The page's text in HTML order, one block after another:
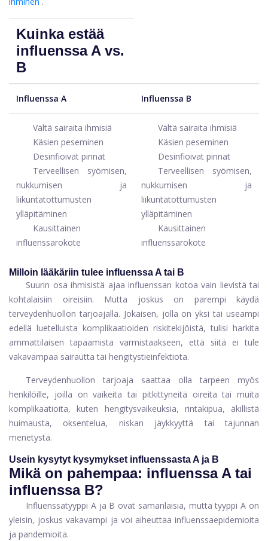
Kuinka estää
influenssa A vs.
B
Influenssa A Influenssa B
Vältä sairaita ihmisiä
Käsien peseminen
Desinfioivat pinnat
Terveellisen syömisen,
nukkumisen ja
liikuntatottumusten
ylläpitäminen
Kausittainen
influenssarokote
Vältä sairaita ihmisiä
Käsien peseminen
Desinfioivat pinnat
Terveellisen syömisen,
nukkumisen ja
liikuntatottumusten
ylläpitäminen
Kausittainen
influenssarokote
Milloin lääkäriin tulee influenssa A tai B
Suurin osa ihmisistä ajaa influenssan kotoa vain lievistä tai
kohtalaisiin oireisiin. Mutta joskus on parempi käydä
terveydenhuollon tarjoajalla. Jokaisen, jolla on yksi tai useampi
edellä luetelluista komplikaatioiden riskitekijöistä, tulisi harkita
ammattilaisen tapaamista varmistaakseen, että siitä ei tule
vakavampaa sairautta tai hengitystieinfektiota.
Terveydenhuollon tarjoaja saattaa olla tarpeen myös
henkilöille, joilla on vaikeita tai pitkittyneitä oireita tai muita
komplikaatioita, kuten hengitysvaikeuksia, rintakipua, äkillistä
huimausta, oksentelua, niskan jäykkyyttä tai tajunnan
menetystä.
Usein kysytyt kysymykset influenssasta A ja B
Mikä on pahempaa: influenssa A tai
influenssa B?
Influenssatyyppi A ja B ovat samanlaisia, mutta tyyppi A on
yleisin, joskus vakavampi ja voi aiheuttaa influenssaepidemioita
ja pandemioita.